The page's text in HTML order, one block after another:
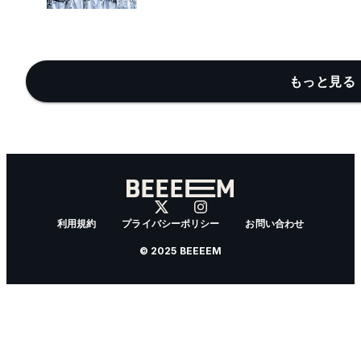
もっと見る
利用規約 プライバシーポリシー お問い合わせ
© 2025 BEEEEM